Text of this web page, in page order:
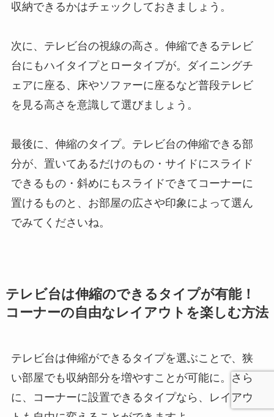
収納できるかはチェックしておきましょう。
次に、テレビ台の視線の高さ。伸縮できるテレビ
台にもハイタイプとロータイプが。ダイニングチ
ェアに座る、床やソファーに座るなど普段テレビ
を見る高さを意識して選びましょう。
最後に、伸縮のタイプ。テレビ台の伸縮できる部
分が、置いてあるだけのもの・サイドにスライド
できるもの・斜めにもスライドできてコーナーに
置けるものと、お部屋の広さや印象によって選ん
でみてくださいね。
テレビ台は伸縮のできるタイプが有能！
コーナーの自由なレイアウトを楽しむ方法
テレビ台は伸縮ができるタイプを選ぶことで、狭
い部屋でも収納部分を増やすことが可能に。さら
に、コーナーに設置できるタイプなら、レイアウ